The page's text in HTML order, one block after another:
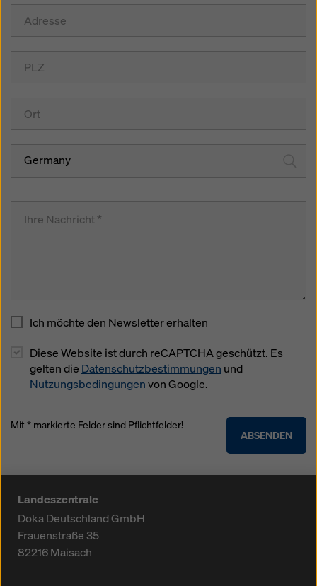
Germany
Ich möchte den Newsletter erhalten
Diese Website ist durch reCAPTCHA geschützt. Es
gelten die Datenschutzbestimmungen und
Nutzungsbedingungenvon Google.
ABSENDEN
Mit * markierte Felder sind Pflichtfelder!
Landeszentrale
Doka Deutschland GmbH
Frauenstraße 35
82216Maisach